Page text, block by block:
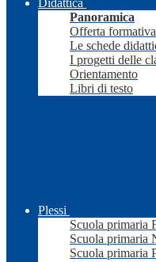
Didattica
Panoramica
Offerta formativa
Le schede
I progetti delle
Orientamento
Libri di testo
Plessi
Scuola primaria
Scuola primaria
Scuola primaria